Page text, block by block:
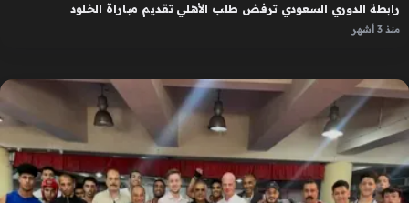
رابطة الدوري السعودي ترفض طلب الأهلي تقديم مباراة الخلود
منذ 3 أشهر